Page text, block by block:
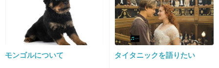
16. 匿名2018/01/08(月) 09:33:46
クチャラーも嫌だなぁ
モンゴルについて タイタニックを語りたい